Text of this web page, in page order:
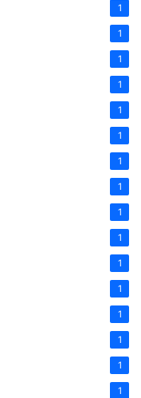
1
1
1
1
1
1
1
1
1
1
1
1
1
1
1
1